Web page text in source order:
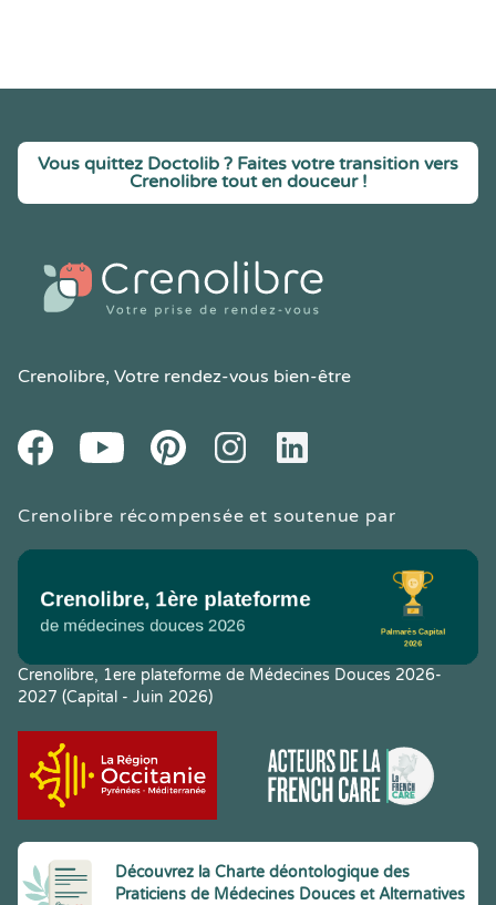
Vous quittez Doctolib ? Faites votre transition vers
Crenolibre tout en douceur !
Crenolibre, Votre rendez-vous bien-être
FacebookYoutube PinteresetInstagramLinkedIn
Crenolibre récompensée et soutenue par
Crenolibre, 1ere plateforme de Médecines Douces 2026-
2027 (Capital - Juin 2026)
Découvrez la Charte déontologique des
Praticiens de Médecines Douces et Alternatives